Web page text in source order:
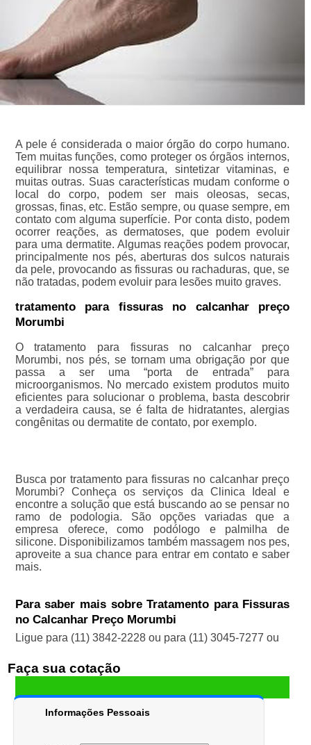
A pele é considerada o maior órgão do corpo humano.
Tem muitas funções, como proteger os órgãos internos,
equilibrar nossa temperatura, sintetizar vitaminas, e
muitas outras. Suas características mudam conforme o
local do corpo, podem ser mais oleosas, secas,
grossas, finas, etc. Estão sempre, ou quase sempre, em
contato com alguma superfície. Por conta disto, podem
ocorrer reações, as dermatoses, que podem evoluir
para uma dermatite. Algumas reações podem provocar,
principalmente nos pés, aberturas dos sulcos naturais
da pele, provocando as fissuras ou rachaduras, que, se
não tratadas, podem evoluir para lesões muito graves.
tratamento para fissuras no calcanhar preço
Morumbi
O tratamento para fissuras no calcanhar preço
Morumbi, nos pés, se tornam uma obrigação por que
passa a ser uma “porta de entrada” para
microorganismos. No mercado existem produtos muito
eficientes para solucionar o problema, basta descobrir
a verdadeira causa, se é falta de hidratantes, alergias
congênitas ou dermatite de contato, por exemplo.
Busca por tratamento para fissuras no calcanhar preço
Morumbi? Conheça os serviços da Clinica Ideal e
encontre a solução que está buscando ao se pensar no
ramo de podologia. São opções variadas que a
empresa oferece, como podólogo e palmilha de
silicone. Disponibilizamos também massagem nos pes,
aproveite a sua chance para entrar em contato e saber
mais.
Para saber mais sobre Tratamento para Fissuras
no Calcanhar Preço Morumbi
Ligue para (11) 3842-2228ou para (11) 3045-7277 ou
Faça sua cotação
Informações Pessoais